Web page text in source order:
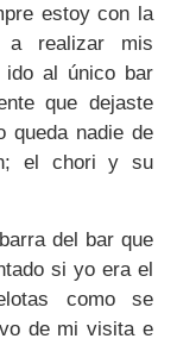
estoy con la
a realizar mis
al único bar
que dejaste
queda nadie de
el chori y su
del bar que
si yo era el
como se
de mi visita e